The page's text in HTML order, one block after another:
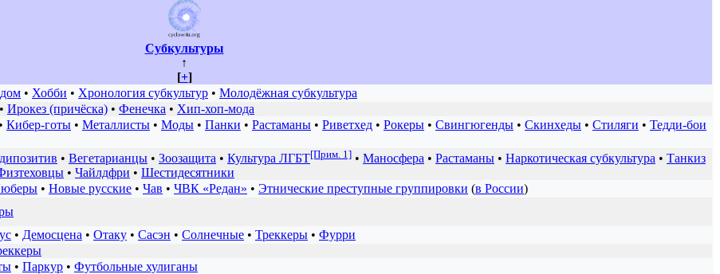
Субкультуры
↑
[+]
• Хобби • Хронология субкультур • Молодёжная субкультура
• Ирокез (причёска) • Фенечка • Хип-хоп-мода
• Кибер-готы • Металлисты • Моды • Панки • Растаманы • Риветхед • Рокеры • Свингюгенды • Скинхеды • Стиляги • Тедди-бои
• Вегетарианцы • Зоозащита • Культура ЛГБТ[Прим. 1] • Маносфера • Растаманы • Наркотическая субкультура • Танкиз
• Чайлдфри • Шестидесятники
• Новые русские • Чав • ЧВК «Редан» • Этнические преступные группировки (в России)
• Демосцена • Отаку • Сасэн • Солнечные • Треккеры • Фурри
• Паркур • Футбольные хулиганы